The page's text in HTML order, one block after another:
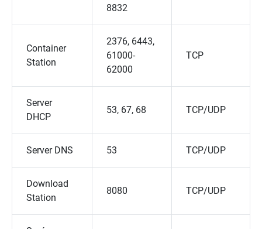
8832
Container
Station
2376, 6443,
61000-
62000
TCP
Server
DHCP
53, 67, 68 TCP/UDP
Server DNS 53 TCP/UDP
Download
Station
8080 TCP/UDP